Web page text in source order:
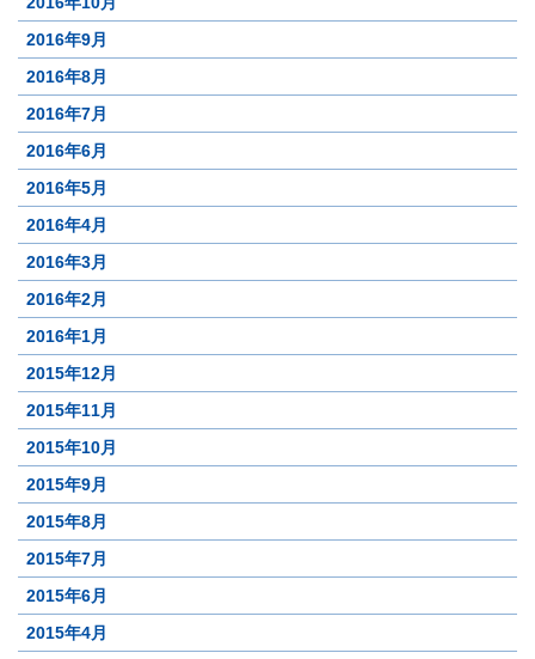
2016年9月
2016年8月
2016年7月
2016年6月
2016年5月
2016年4月
2016年3月
2016年2月
2016年1月
2015年12月
2015年11月
2015年10月
2015年9月
2015年8月
2015年7月
2015年6月
2015年4月